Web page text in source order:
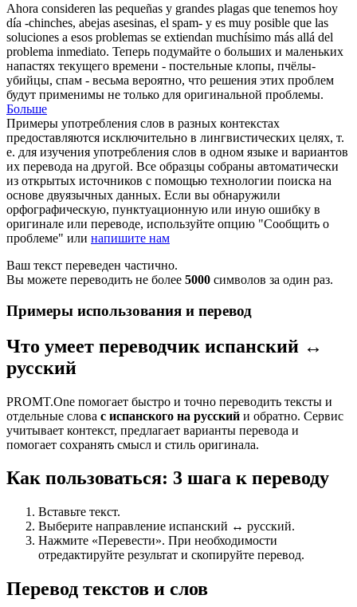
Ahora consideren las pequeñas y grandes plagas que tenemos hoy
día -chinches, abejas asesinas, el spam- y es muy posible que las
soluciones a esos problemas se extiendan muchísimo más allá del
problema inmediato. Теперь подумайте о больших и маленьких
напастях текущего времени - постельные клопы, пчёлы-
убийцы, спам - весьма вероятно, что решения этих проблем
будут применимы не только для оригинальной проблемы.
Больше
Примеры употребления слов в разных контекстах
предоставляются исключительно в лингвистических целях, т.
е. для изучения употребления слов в одном языке и вариантов
их перевода на другой. Все образцы собраны автоматически
из открытых источников с помощью технологии поиска на
основе двуязычных данных. Если вы обнаружили
орфографическую, пунктуационную или иную ошибку в
оригинале или переводе, используйте опцию "Сообщить о
проблеме" или напишите нам
Ваш текст переведен частично.
Вы можете переводить не более 5000 символов за один раз.
Примеры использования и перевод
Что умеет переводчик испанский ↔
русский
PROMT.One помогает быстро и точно переводить тексты и
отдельные слова с испанского на русский и обратно. Сервис
учитывает контекст, предлагает варианты перевода и
помогает сохранять смысл и стиль оригинала.
Как пользоваться: 3 шага к переводу
Вставьте текст.
Выберите направление испанский ↔ русский.
Нажмите «Перевести». При необходимости
отредактируйте результат и скопируйте перевод.
Перевод текстов и слов